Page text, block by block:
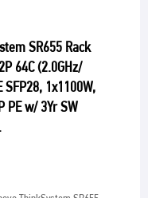
SR655 Rack
64C (2.0GHz/
SFP28, 1x1100W,
PE w/ 3Yr SW